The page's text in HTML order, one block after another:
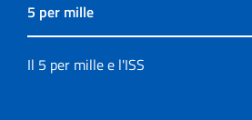
5 per mille
Il 5 per mille e l'ISS